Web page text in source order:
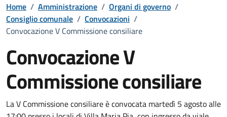
Home / Amministrazione / Organi di governo /
Consiglio comunale / Convocazioni /
Convocazione V Commissione consiliare
Convocazione V
Commissione consiliare
???portal.DettaglioConvocazione???
La V Commissione consiliare è convocata martedì 5 agosto alle